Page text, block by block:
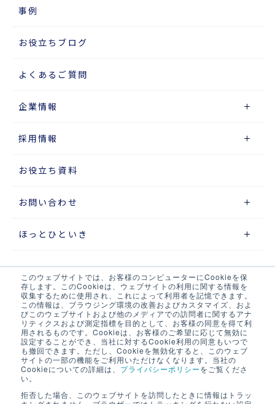
このウェブサイトでは、お客様のコンピューターにCookieを保
存します。このCookieは、ウェブサイトの利用に関する情報を
収集するために使用され、これによって利用者を記憶できます。
この情報は、ブラウジング環境の改善およびカスタマイズ、およ
びこのウェブサイトおよび他のメディアでの訪問者に関するアナ
リティクスおよび測定指標を目的として、お客様の同意を得て利
用されるものです。Cookieは、お客様のご希望に応じて無効に
設定することができ、当社に対するCookie利用の同意もいつで
も撤回できます。ただし、Cookieを無効化すると、このウェブ
サイトの一部の機能をご利用いただけなくなります。当社の
Cookieについての詳細は、 プライバシーポリシーをご覧くださ
い。
拒否した場合、このウェブサイトを訪問したときに情報はトラッ
事例
お役立ちブログ
よくあるご質問
企業情報
採用情報
お役立ち資料
お問い合わせ
ほっとひといき
サイトマップ
プライバシーポリシー
ウェブアクセシビリティポリシー
当サイト・当社システムについて
LOGIX NET会員について